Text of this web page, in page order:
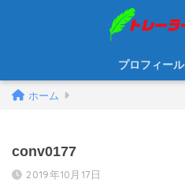
プロフィール
ホーム
conv0177
2019年10月17日